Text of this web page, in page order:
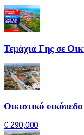
Τεμάχια Γης σε
Οικιστικό
€ 290,000